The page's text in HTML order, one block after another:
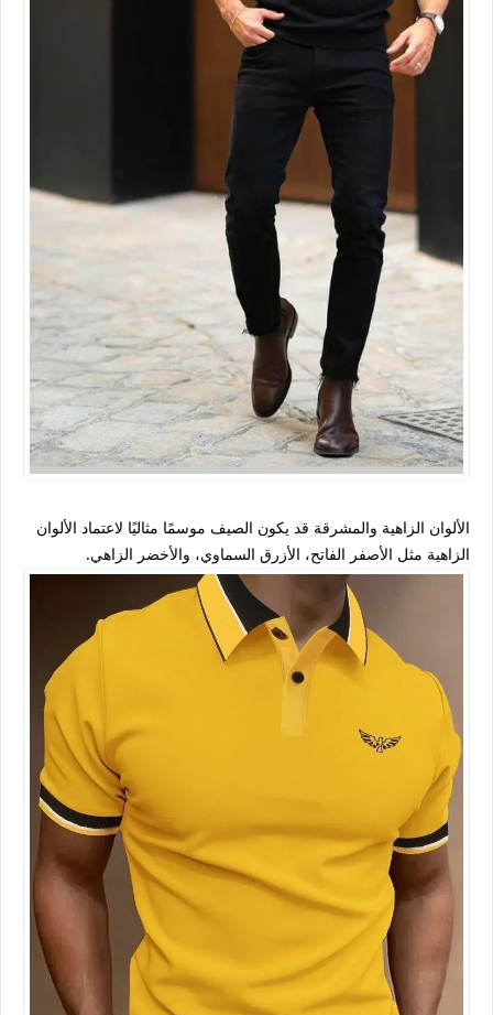
الألوان الزاهية والمشرقة قد يكون الصيف موسمًا مثاليًا لاعتماد الألوان
الزاهية مثل الأصفر الفاتح، الأزرق السماوي، والأخضر الزاهي.